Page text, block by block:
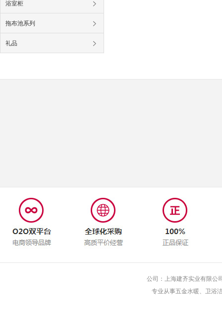
浴室柜
拖布池系列
礼品
公司：上海建齐实业有限
专业从事五金水暖、卫浴